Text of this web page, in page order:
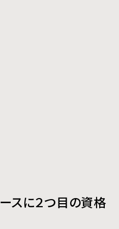
スに２つ目の資格